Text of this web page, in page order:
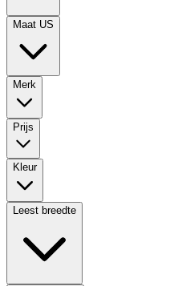
Maat US
Merk
Prijs
Kleur
Leest breedte